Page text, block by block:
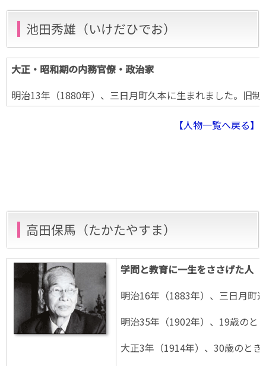
池田秀雄（いけだひでお）
大正・昭和期の内務官僚・政治家
明治13年（1880年）、三日月町久本に生まれました。旧
【人物一覧へ戻る】
高田保馬（たかたやすま）
学問と教育に一生をささげた人
明治16年（1883年）、三日月町
明治35年（1902年）、19歳のと
大正3年（1914年）、30歳のと